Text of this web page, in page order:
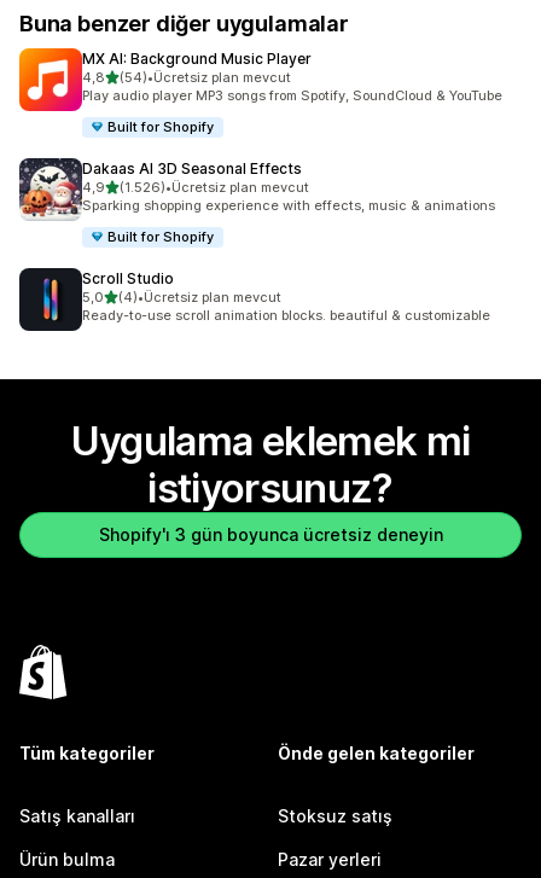
Buna benzer diğer uygulamalar
MX AI: Background Music Player
4,85 yıldız üzerinden
(54)
toplam 54 değerlendirme
•Ücretsiz plan mevcut
Play audio player MP3 songs from Spotify, SoundCloud & YouTube
Built for Shopify
Dakaas AI 3D Seasonal Effects
4,95 yıldız üzerinden
(1.526)
toplam 1526 değerlendirme
•Ücretsiz plan mevcut
Sparking shopping experience with effects, music & animations
Built for Shopify
Scroll Studio
5,05 yıldız üzerinden
(4)
toplam 4 değerlendirme
•Ücretsiz plan mevcut
Ready-to-use scroll animation blocks. beautiful & customizable
Uygulama eklemek mi
istiyorsunuz?
Shopify'ı 3 gün boyunca ücretsiz deneyin
Tüm kategoriler
Satış kanalları
Ürün bulma
Önde gelen kategoriler
Stoksuz satış
Pazar yerleri